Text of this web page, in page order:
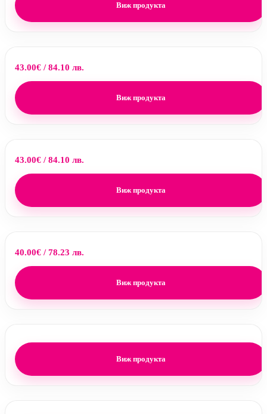
Виж продукта
43.00€ / 84.10 лв.
Виж продукта
43.00€ / 84.10 лв.
Виж продукта
40.00€ / 78.23 лв.
Виж продукта
Виж продукта